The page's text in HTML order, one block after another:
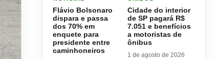
Flávio Bolsonaro
dispara e passa
dos 70% em
enquete para
presidente entre
caminhoneiros
Cidade do interior
de SP pagará R$
7.051 e benefícios
a motoristas de
ônibus
1 de agosto de 2026